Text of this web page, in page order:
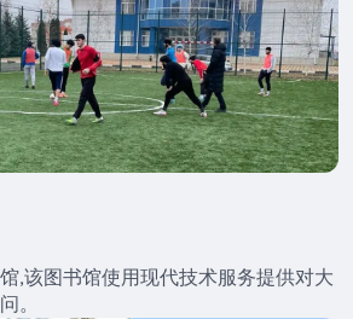
,该图书馆使用现代技术服务提供对大
。